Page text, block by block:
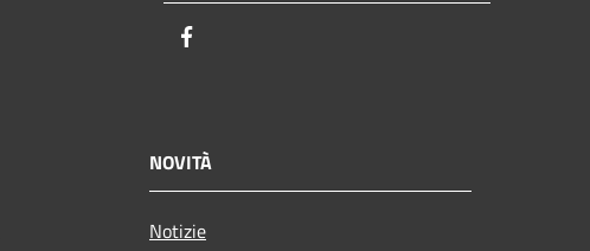
NOVITÀ
Notizie